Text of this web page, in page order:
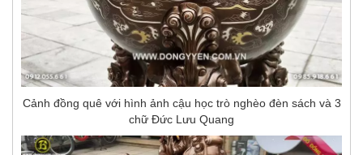
Cảnh đồng quê với hình ảnh cậu học trò nghèo đèn sách và 3
chữ Đức Lưu Quang